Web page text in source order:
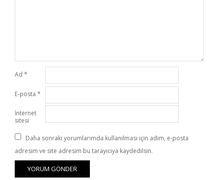
Ad *
E-posta *
İnternet
sitesi
Daha sonraki yorumlarımda kullanılması için adım, e-posta
adresim ve site adresim bu tarayıcıya kaydedilsin.